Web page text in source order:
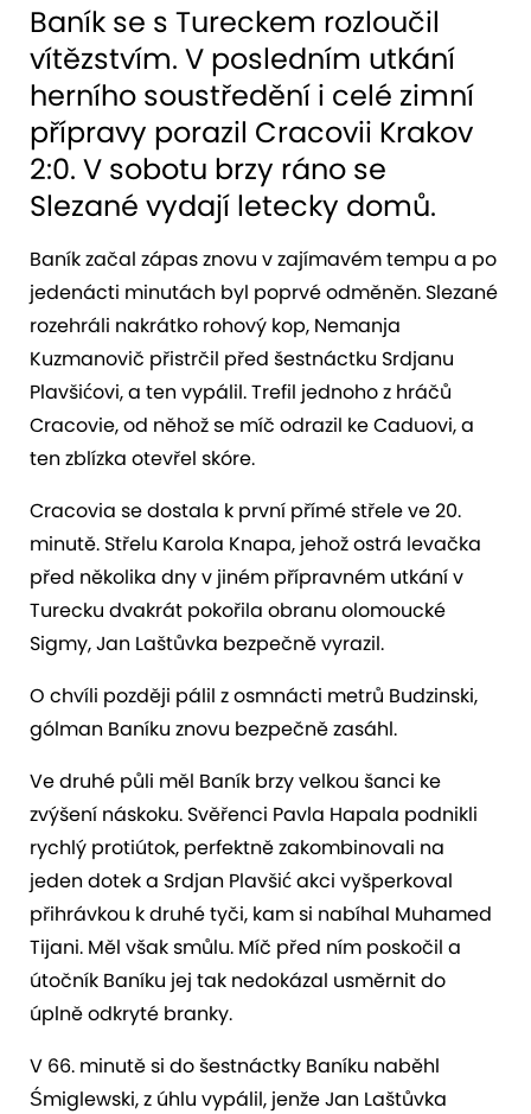
Baník se s Tureckem rozloučil
vítězstvím. V posledním utkání
herního soustředění i celé zimní
přípravy porazil Cracovii Krakov
2:0. V sobotu brzy ráno se
Slezané vydají letecky domů.
Baník začal zápas znovu v zajímavém tempu a po
jedenácti minutách byl poprvé odměněn. Slezané
rozehráli nakrátko rohový kop, Nemanja
Kuzmanovič přistrčil před šestnáctku Srdjanu
Plavšićovi, a ten vypálil. Trefil jednoho z hráčů
Cracovie, od něhož se míč odrazil ke Caduovi, a
ten zblízka otevřel skóre.
Cracovia se dostala k první přímé střele ve 20.
minutě. Střelu Karola Knapa, jehož ostrá levačka
před několika dny v jiném přípravném utkání v
Turecku dvakrát pokořila obranu olomoucké
Sigmy, Jan Laštůvka bezpečně vyrazil.
O chvíli později pálil z osmnácti metrů Budzinski,
gólman Baníku znovu bezpečně zasáhl.
Ve druhé půli měl Baník brzy velkou šanci ke
zvýšení náskoku. Svěřenci Pavla Hapala podnikli
rychlý protiútok, perfektně zakombinovali na
jeden dotek a Srdjan Plavšić akci vyšperkoval
přihrávkou k druhé tyči, kam si nabíhal Muhamed
Tijani. Měl však smůlu. Míč před ním poskočil a
útočník Baníku jej tak nedokázal usměrnit do
úplně odkryté branky.
V 66. minutě si do šestnáctky Baníku naběhl
Śmiglewski, z úhlu vypálil, jenže Jan Laštůvka